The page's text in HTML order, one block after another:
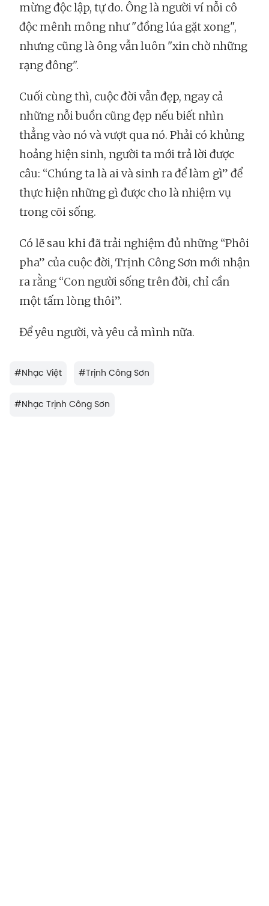
mừng độc lập, tự do. Ông là người ví nỗi cô
độc mênh mông như "đồng lúa gặt xong",
nhưng cũng là ông vẫn luôn "xin chờ những
rạng đông".
Cuối cùng thì, cuộc đời vẫn đẹp, ngay cả
những nỗi buồn cũng đẹp nếu biết nhìn
thẳng vào nó và vượt qua nó. Phải có khủng
hoảng hiện sinh, người ta mới trả lời được
câu: “Chúng ta là ai và sinh ra để làm gì” để
thực hiện những gì được cho là nhiệm vụ
trong cõi sống.
Có lẽ sau khi đã trải nghiệm đủ những “Phôi
pha” của cuộc đời, Trịnh Công Sơn mới nhận
ra rằng “Con người sống trên đời, chỉ cần
một tấm lòng thôi”.
Để yêu người, và yêu cả mình nữa.
#Nhạc Việt #Trịnh Công Sơn
#Nhạc Trịnh Công Sơn